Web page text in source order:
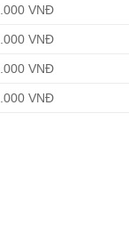
VNĐ
VNĐ
VNĐ
VNĐ